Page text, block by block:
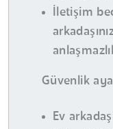
İletişim
Güvenlik
Ev